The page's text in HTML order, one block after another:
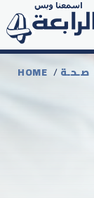
HOME /صـحـة